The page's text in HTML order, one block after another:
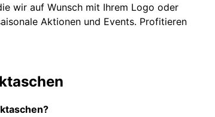
wir auf Wunsch mit Ihrem Logo oder
Aktionen und Events. Profitieren